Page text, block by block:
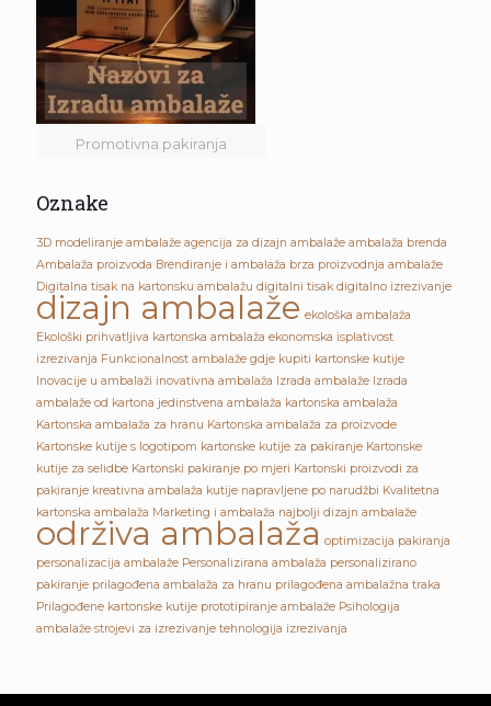
Promotivna pakiranja
Oznake
3D modeliranje ambalaže agencija za dizajn ambalaže ambalaža brenda
Ambalaža proizvoda Brendiranje i ambalaža brza proizvodnja ambalaže
Digitalna tisak na kartonsku ambalažu digitalni tisak digitalno izrezivanje
dizajn ambalaže ekološka ambalaža
Ekološki prihvatljiva kartonska ambalaža ekonomska isplativost
izrezivanja Funkcionalnost ambalaže gdje kupiti kartonske kutije
Inovacije u ambalaži inovativna ambalaža Izrada ambalaže Izrada
ambalaže od kartona jedinstvena ambalaža kartonska ambalaža
Kartonska ambalaža za hranu Kartonska ambalaža za proizvode
Kartonske kutije s logotipom kartonske kutije za pakiranje Kartonske
kutije za selidbe Kartonski pakiranje po mjeri Kartonski proizvodi za
pakiranje kreativna ambalaža kutije napravljene po narudžbi Kvalitetna
kartonska ambalaža Marketing i ambalaža najbolji dizajn ambalaže
održiva ambalaža optimizacija pakiranja
personalizacija ambalaže Personalizirana ambalaža personalizirano
pakiranje prilagođena ambalaža za hranu prilagođena ambalažna traka
Prilagođene kartonske kutije prototipiranje ambalaže Psihologija
ambalaže strojevi za izrezivanje tehnologija izrezivanja